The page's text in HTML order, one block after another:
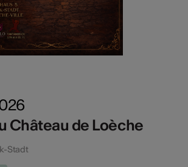
Château de Loèche
Stadt